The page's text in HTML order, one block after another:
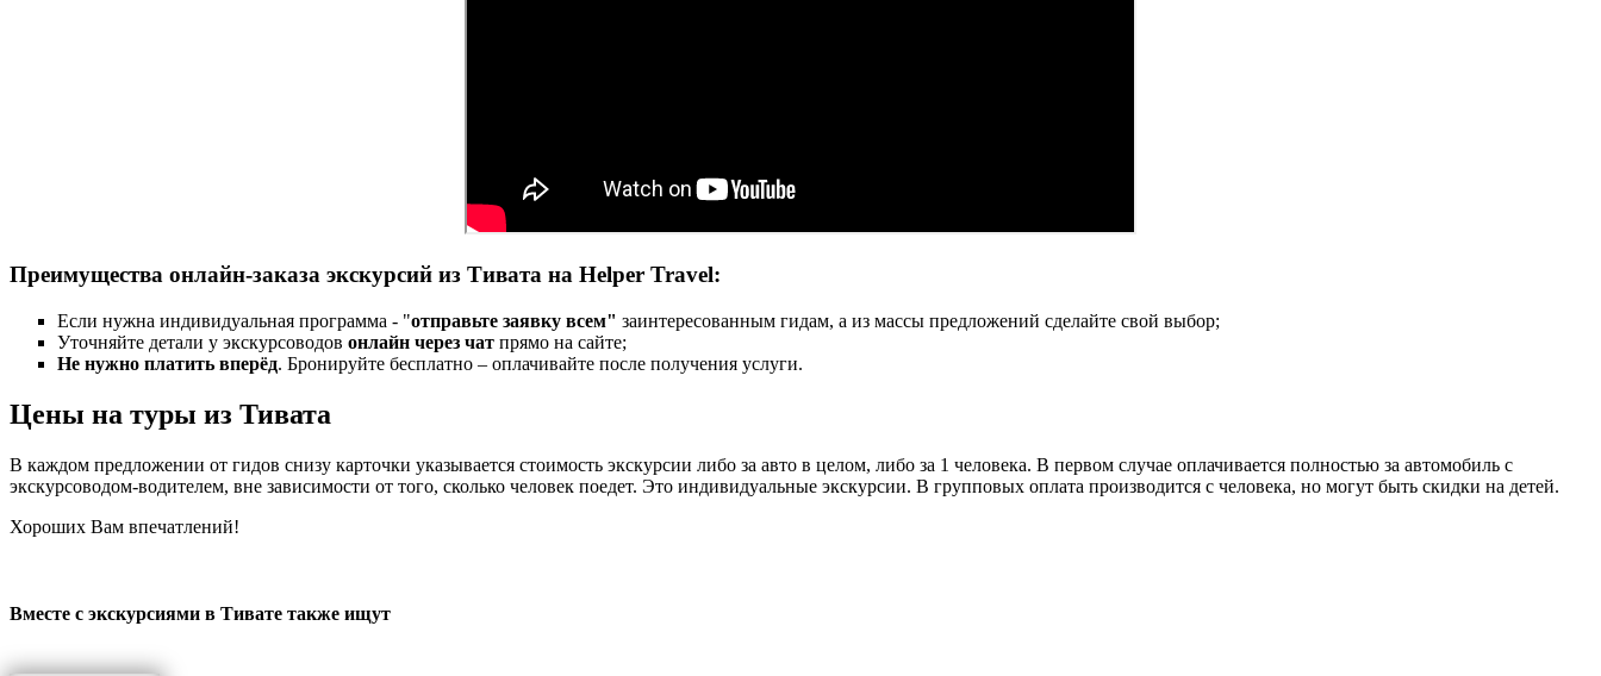
Преимущества онлайн-заказа экскурсий из Тивата на Helper Travel:
Если нужна индивидуальная программа - "отправьте заявку всем" заинтересованным гидам, а из массы предложений сделайте свой выбор;
Уточняйте детали у экскурсоводов онлайн через чат прямо на сайте;
Не нужно платить вперёд. Бронируйте бесплатно – оплачивайте после получения услуги.
Цены на туры из Тивата
В каждом предложении от гидов снизу карточки указывается стоимость экскурсии либо за авто в целом, либо за 1 человека. В первом случае оплачивается полностью за автомобиль с
экскурсоводом-водителем, вне зависимости от того, сколько человек поедет. Это индивидуальные экскурсии. В групповых оплата производится с человека, но могут быть скидки на детей.
Хороших Вам впечатлений!
Вместе с экскурсиями в Тивате также ищут